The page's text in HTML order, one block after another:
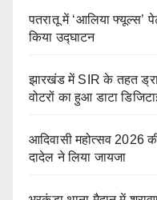
पतरातू में ‘आलिया फ्यूल्स’
किया उद्घाटन
झारखंड में SIR के तहत
वोटरों का हुआ डाटा
आदिवासी महोत्सव 2026
दादेल ने लिया जायजा